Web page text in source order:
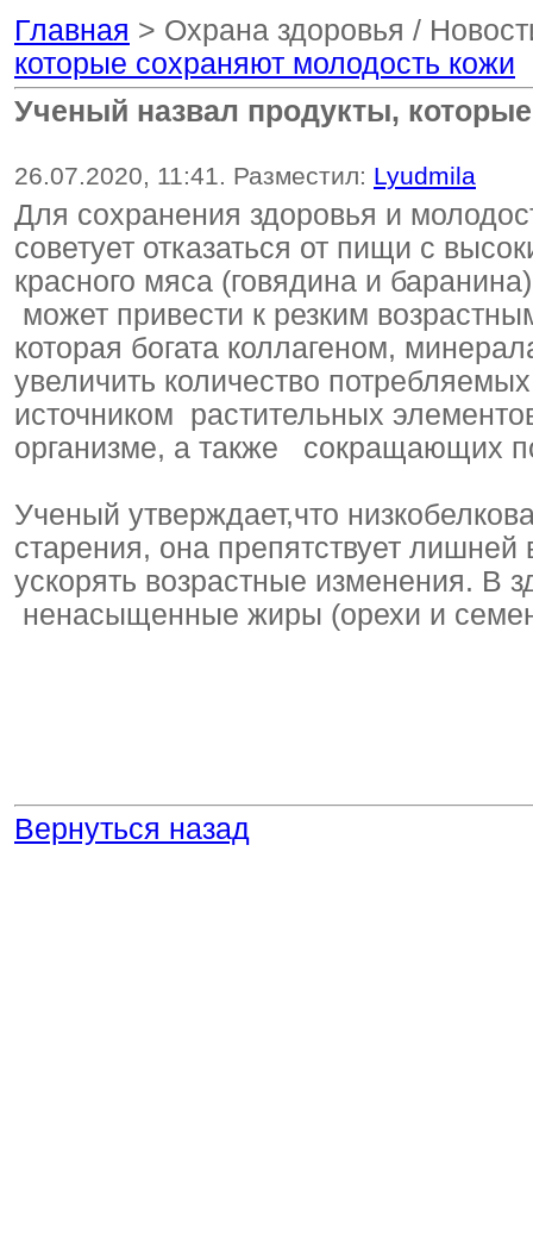
Главная > Охрана здоровья /
которые сохраняют молодость кожи
Ученый назвал продукты,
26.07.2020, 11:41. Разместил: Lyudmila
Для сохранения здоровья и
советует отказаться от пищи с
красного мяса (говядина и
может привести к резким
которая богата коллагеном,
увеличить количество
источником растительных
организме, а также сокращающих
Ученый утверждает,что
старения, она препятствует
ускорять возрастные изменения. В
ненасыщенные жиры (орехи и
Вернуться назад